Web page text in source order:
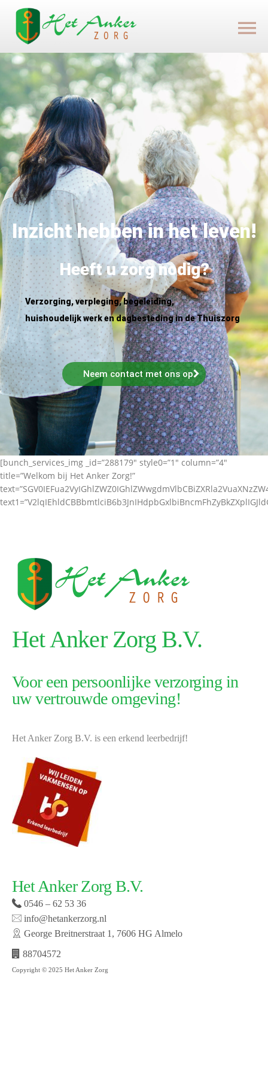
Inzicht hebben in het leven!
Heeft u zorg nodig?
Verzorging, verpleging, begeleiding,
huishoudelijk werk en dagbesteding in de Thuiszorg
Neem contact met ons op
[bunch_services_img _id=”288179″ style0=”1″ column=”4″
title=”Welkom bij Het Anker Zorg!”
Het Anker Zorg B.V.
Voor een persoonlijke verzorging in
uw vertrouwde omgeving!
Het Anker Zorg B.V. is een erkend leerbedrijf!
Het Anker Zorg B.V.
0546 – 62 53 36
info@hetankerzorg.nl
George Breitnerstraat 1, 7606 HG Almelo
88704572
Copyright © 2025 Het Anker Zorg